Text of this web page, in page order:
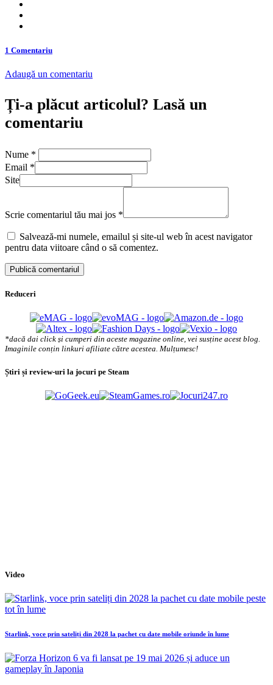
1 Comentariu
Adaugă un comentariu
Ți-a plăcut articolul? Lasă un
comentariu
Nume *
Email *
Site
Scrie comentariul tău mai jos *
Salvează-mi numele, emailul și site-ul web în acest navigator
pentru data viitoare când o să comentez.
Reduceri
*dacă dai click și cumperi din aceste magazine online, vei susține acest blog.
Imaginile conțin linkuri afiliate către acestea. Mulțumesc!
Știri și review-uri la jocuri pe Steam
Video
Starlink, voce prin sateliți din 2028 la pachet cu date mobile oriunde în lume